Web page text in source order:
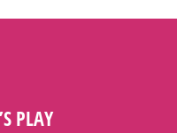
PLAY